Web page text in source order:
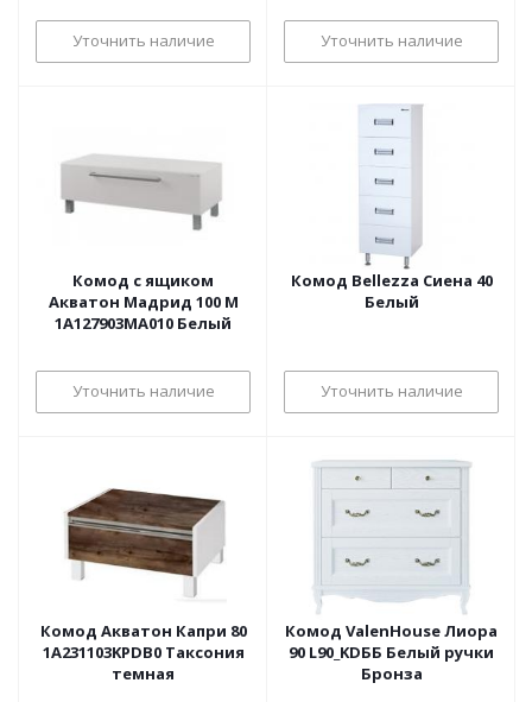
Уточнить наличие Уточнить наличие
Комод с ящиком
Акватон Мадрид 100 М
1A127903MA010 Белый
Уточнить наличие
Комод Bellezza Сиена 40
Белый
Уточнить наличие
Комод Акватон Капри 80
1A231103KPDB0 Таксония
темная
Комод ValenHouse Лиора
90 L90_KDББ Белый ручки
Бронза